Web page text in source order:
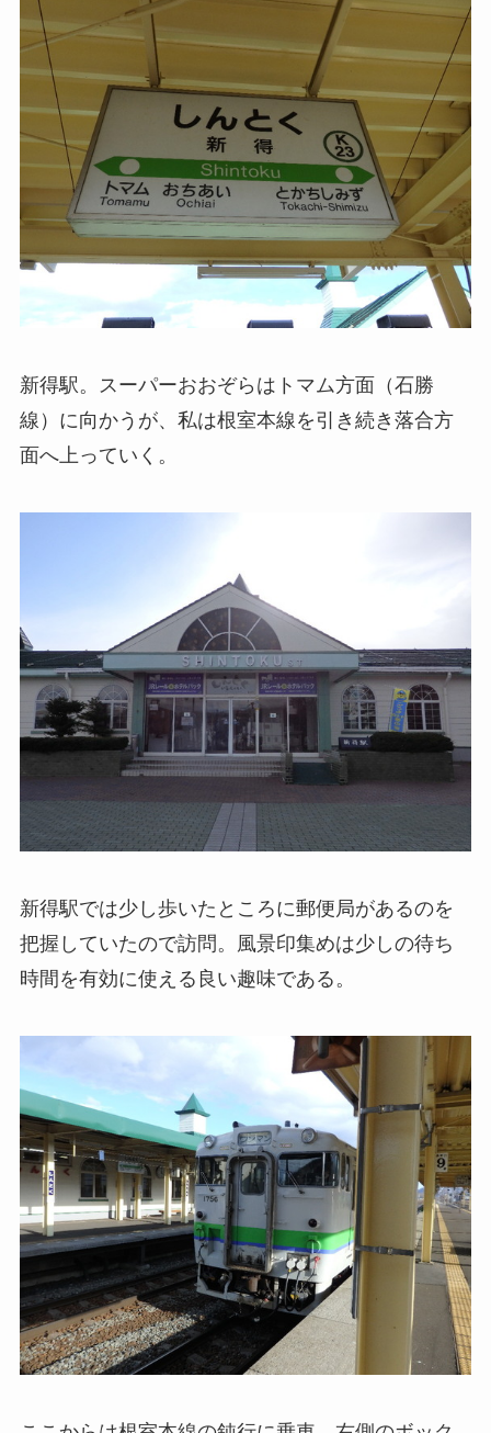
新得駅。スーパーおおぞらはトマム方面（石勝
線）に向かうが、私は根室本線を引き続き落合方
面へ上っていく。
新得駅では少し歩いたところに郵便局があるのを
把握していたので訪問。風景印集めは少しの待ち
時間を有効に使える良い趣味である。